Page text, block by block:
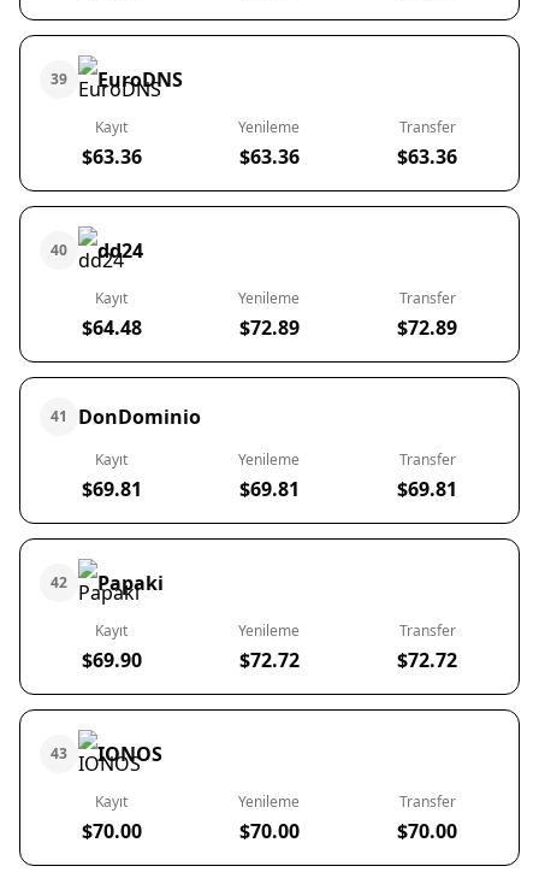
39 EuroDNS
Kayıt
$63.36
Yenileme
$63.36
Transfer
$63.36
40 dd24
Kayıt
$64.48
Yenileme
$72.89
Transfer
$72.89
41 DonDominio
Kayıt
$69.81
Yenileme
$69.81
Transfer
$69.81
42 Papaki
Kayıt
$69.90
Yenileme
$72.72
Transfer
$72.72
43 IONOS
Kayıt
$70.00
Yenileme
$70.00
Transfer
$70.00